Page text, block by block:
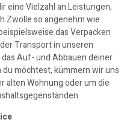
eine Vielzahl an Leistungen,
Zwolle so angenehm wie
das Verpacken
Transport in unseren
Auf- und Abbauen deiner
möchtest, kümmern wir uns
alten Wohnung oder um die